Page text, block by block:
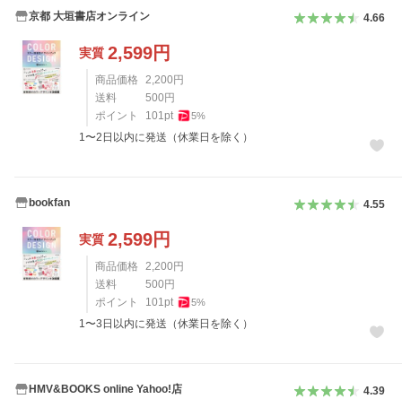
京都 大垣書店オンライン 4.66
実質 2,599円
商品価格 2,200 円
送料
500 円
ポイント
101pt 5%
1〜2日以内に発送（休業日を除く）
bookfan 4.55
実質 2,599円
商品価格 2,200 円
送料
500 円
ポイント
101pt 5%
1〜3日以内に発送（休業日を除く）
HMV&BOOKS online Yahoo!店 4.39